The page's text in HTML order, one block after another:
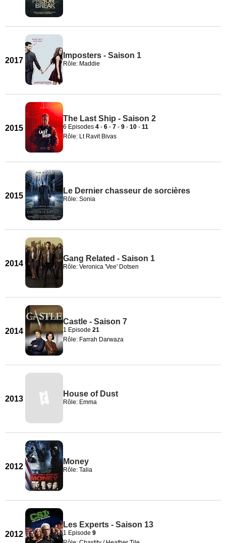
2017
Imposters - Saison 1
Rôle: Maddie
2015
The Last Ship - Saison 2
6 Episodes 4 - 6 - 7 - 9 - 10 - 11
Rôle: Lt Ravit Bivas
2015
Le Dernier chasseur de sorcières
Rôle: Sonia
2014
Gang Related - Saison 1
Rôle: Veronica 'Vee' Dotsen
2014
Castle - Saison 7
1 Episode 21
Rôle: Farrah Darwaza
2013
House of Dust
Rôle: Emma
2012
Money
Rôle: Talia
2012
Les Experts - Saison 13
1 Episode 9